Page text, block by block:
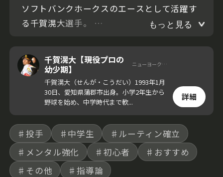
ソフトバンクホークスのエースとして活躍す
る千賀滉大選手。
今回の動画では千賀選手が、自身が野球をは
じめたルーツを語る。「野球が好きなごく普
通の少年だった」と振り返る当時の心境、今
日に至るまでの道のりに迫った。
もっと見る
千賀滉大【現役プロの
幼少期】
ニューヨーク メッツ
千賀滉大（せんが・こうだい）1993年1月
30日、愛知県蒲郡市出身。小学2年生から
野球を始め、中学時代まで軟...
詳細
♯投手 ♯中学生
♯ルーティン確立
♯メンタル強化
♯初心者
♯おすすめ
♯その他
♯指導論